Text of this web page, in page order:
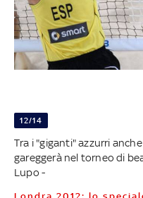
12/14
Tra i "giganti" azzurri
gareggerà nel torneo di
Lupo -